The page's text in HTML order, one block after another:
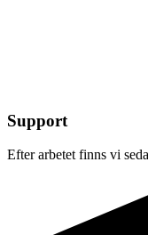
Support
Efter arbetet finns vi